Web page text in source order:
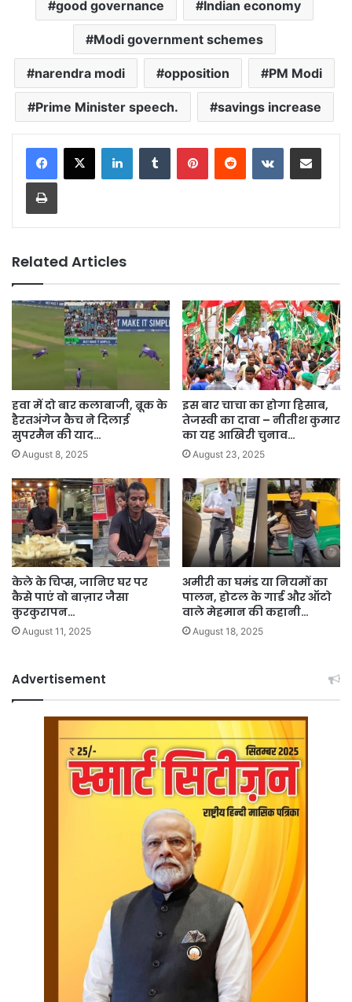
good governance Indian economy
Modi government schemes
narendra modi opposition PM Modi
Prime Minister speech. savings increase
LinkedInTumblr PinterestReddit VKontakteShare via Email
Print
Related Articles
हवा में दो बार कलाबाजी, ब्रूक के
हैरतअंगेज कैच ने दिलाई
सुपरमैन की याद…
August 8, 2025
इस बार चाचा का होगा हिसाब,
तेजस्वी का दावा – नीतीश कुमार
का यह आखिरी चुनाव…
August 23, 2025
केले के चिप्स, जानिए घर पर
कैसे पाएं वो बाज़ार जैसा
कुरकुरापन…
August 11, 2025
अमीरी का घमंड या नियमों का
पालन, होटल के गार्ड और ऑटो
वाले मेहमान की कहानी…
August 18, 2025
Advertisement